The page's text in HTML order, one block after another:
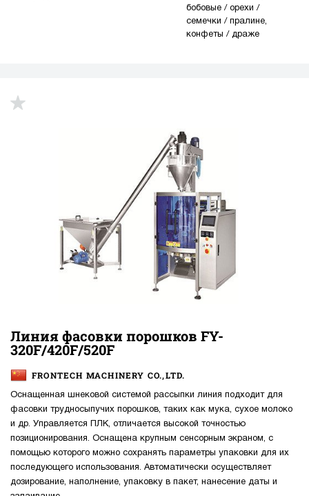
бобовые / орехи /
семечки / пралине,
конфеты / драже
Линия фасовки порошков FY-
320F/420F/520F
FRONTECH MACHINERY CO.,LTD.
Оснащенная шнековой системой рассыпки линия подходит для
фасовки трудносыпучих порошков, таких как мука, сухое молоко
и др. Управляется ПЛК, отличается высокой точностью
позиционирования. Оснащена крупным сенсорным экраном, с
помощью которого можно сохранять параметры упаковки для их
последующего использования. Автоматически осуществляет
дозирование, наполнение, упаковку в пакет, нанесение даты и